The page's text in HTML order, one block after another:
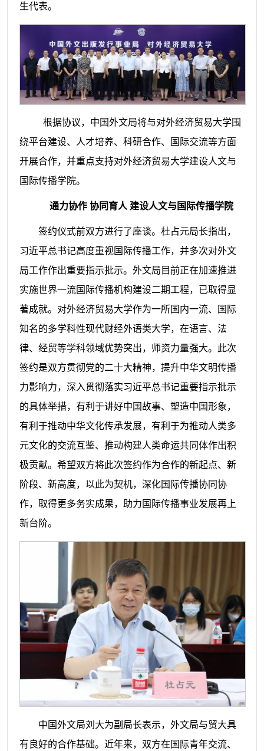
生代表。
根据协议，中国外文局将与对外经济贸易大学围
绕平台建设、人才培养、科研合作、国际交流等方面
开展合作，并重点支持对外经济贸易大学建设人文与
国际传播学院。
通力协作 协同育人 建设人文与国际传播学院
签约仪式前双方进行了座谈。 杜占元局长指出，
习近平总书记高度重视国际传播工作，并多次对外文
局工作作出重要指示批示。外文局目前正在加速推进
实施世界一流国际传播机构建设二期工程，已取得显
著成就。对外经济贸易大学作为一所国内一流、国际
知名的多学科性现代财经外语类大学，在语言、法
律、经贸等学科领域优势突出，师资力量强大。此次
签约是双方贯彻党的二十大精神，提升中华文明传播
力影响力，深入贯彻落实习近平总书记重要指示批示
的具体举措，有利于讲好中国故事、塑造中国形象，
有利于推动中华文化传承发展，有利于为推动人类多
元文化的交流互鉴、推动构建人类命运共同体作出积
极贡献。希望双方将此次签约作为合作的新起点、新
阶段、新高度，以此为契机，深化国际传播协同协
作，取得更多务实成果，助力国际传播事业发展再上
新台阶。
中国外文局刘大为副局长表示，外文局与贸大具
有良好的合作基础。近年来，双方在国际青年交流、